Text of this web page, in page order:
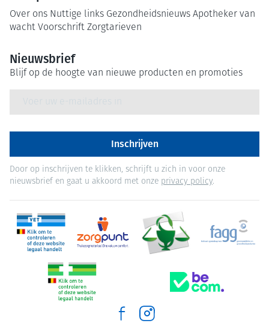
Over ons Nuttige links Gezondheidsnieuws Apotheker van
wacht Voorschrift Zorgtarieven
Nieuwsbrief
Blijf op de hoogte van nieuwe producten en promoties
Inschrijven
Door op inschrijven te klikken, schrijft u zich in voor onze
nieuwsbrief en gaat u akkoord met onze privacy policy.